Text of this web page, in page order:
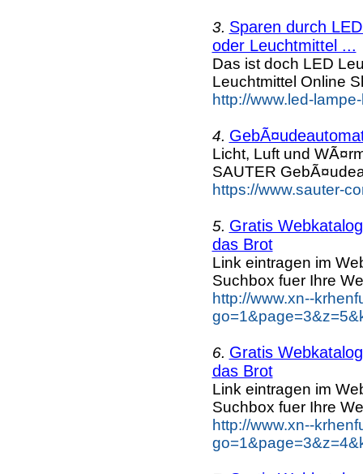
3. Sparen durch
oder Leuchtmittel ...
Das ist doch LED
Leuchtmittel Online
http://www.led-
4.
Licht, Luft und
SAUTER
https://www.sauter-
5. Gratis
das Brot
Link eintragen im
Suchbox fuer Ihre
http://www.xn--
6. Gratis
das Brot
Link eintragen im
Suchbox fuer Ihre
http://www.xn--